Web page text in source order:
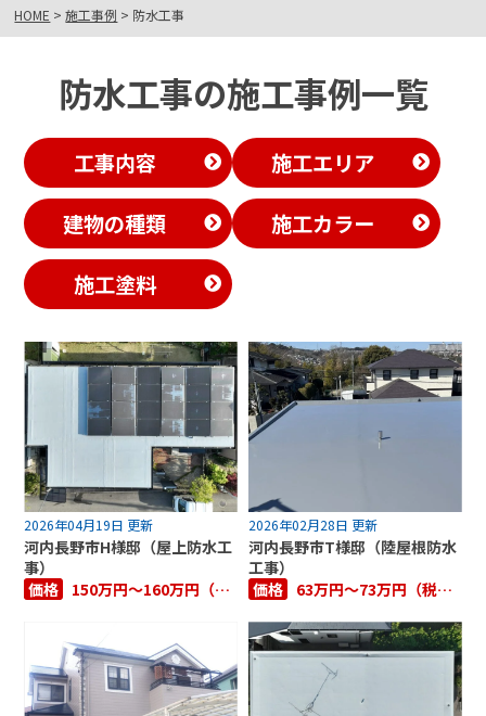
HOME >施工事例 > 防水工事
防水工事の施工事例一覧
工事内容
施工エリア
建物の種類
施工カラー
施工塗料
2026年04月19日 更新
河内長野市H様邸（屋上防水工
事）
価格
150万円～160万円（税抜き）
2026年02月28日 更新
河内長野市T様邸（陸屋根防水
工事）
価格
63万円～73万円（税抜き）